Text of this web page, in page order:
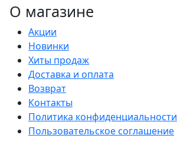
О магазине
Акции
Новинки
Хиты продаж
Доставка и оплата
Возврат
Контакты
Политика конфиденциальности
Пользовательское соглашение